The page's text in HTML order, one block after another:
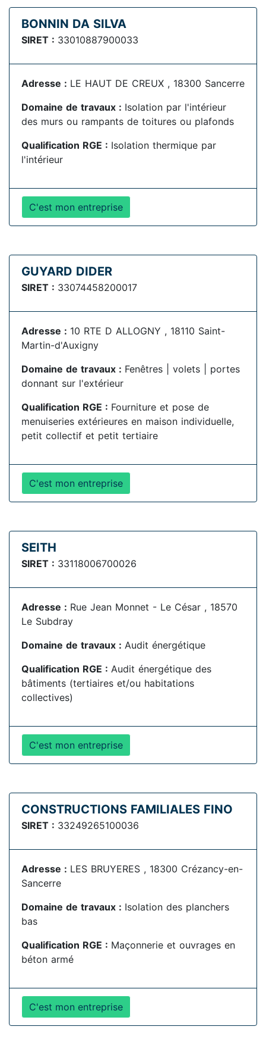
BONNIN DA SILVA
SIRET : 33010887900033
Adresse : LE HAUT DE CREUX , 18300 Sancerre
Domaine de travaux : Isolation par l'intérieur
des murs ou rampants de toitures ou plafonds
Qualification RGE : Isolation thermique par
l'intérieur
C'est mon entreprise
GUYARD DIDER
SIRET : 33074458200017
Adresse : 10 RTE D ALLOGNY , 18110 Saint-
Martin-d'Auxigny
Domaine de travaux : Fenêtres | volets | portes
donnant sur l'extérieur
Qualification RGE : Fourniture et pose de
menuiseries extérieures en maison individuelle,
petit collectif et petit tertiaire
C'est mon entreprise
SEITH
SIRET : 33118006700026
Adresse : Rue Jean Monnet - Le César , 18570
Le Subdray
Domaine de travaux : Audit énergétique
Qualification RGE : Audit énergétique des
bâtiments (tertiaires et/ou habitations
collectives)
C'est mon entreprise
CONSTRUCTIONS FAMILIALES FINO
SIRET : 33249265100036
Adresse : LES BRUYERES , 18300 Crézancy-en-
Sancerre
Domaine de travaux : Isolation des planchers
bas
Qualification RGE : Maçonnerie et ouvrages en
béton armé
C'est mon entreprise